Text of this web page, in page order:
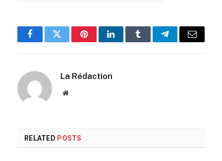
FacebookTwitterPinterestLinkedInTumblrTelegramEmail
La Rédaction
Website
RELATED POSTS